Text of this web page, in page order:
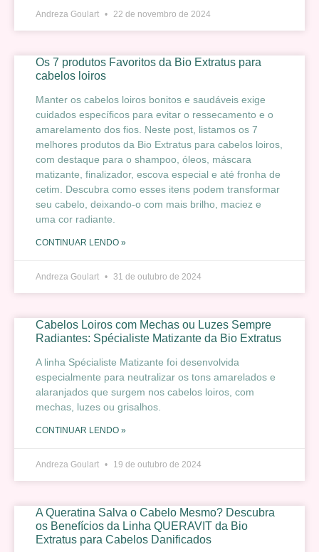
Andreza Goulart 22 de novembro de 2024
Os 7 produtos Favoritos da Bio Extratus para
cabelos loiros
Manter os cabelos loiros bonitos e saudáveis exige
cuidados específicos para evitar o ressecamento e o
amarelamento dos fios. Neste post, listamos os 7
melhores produtos da Bio Extratus para cabelos loiros,
com destaque para o shampoo, óleos, máscara
matizante, finalizador, escova especial e até fronha de
cetim. Descubra como esses itens podem transformar
seu cabelo, deixando-o com mais brilho, maciez e
uma cor radiante.
CONTINUAR LENDO »
Andreza Goulart 31 de outubro de 2024
Cabelos Loiros com Mechas ou Luzes Sempre
Radiantes: Spécialiste Matizante da Bio Extratus
A linha Spécialiste Matizante foi desenvolvida
especialmente para neutralizar os tons amarelados e
alaranjados que surgem nos cabelos loiros, com
mechas, luzes ou grisalhos.
CONTINUAR LENDO »
Andreza Goulart 19 de outubro de 2024
A Queratina Salva o Cabelo Mesmo? Descubra
os Benefícios da Linha QUERAVIT da Bio
Extratus para Cabelos Danificados